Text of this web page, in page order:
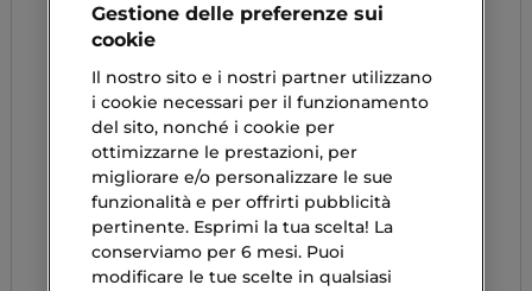
Gestione delle preferenze sui
cookie
Il nostro sito e i nostri partner utilizzano
i cookie necessari per il funzionamento
del sito, nonché i cookie per
ottimizzarne le prestazioni, per
migliorare e/o personalizzare le sue
funzionalità e per offrirti pubblicità
pertinente. Esprimi la tua scelta! La
conserviamo per 6 mesi. Puoi
modificare le tue scelte in qualsiasi